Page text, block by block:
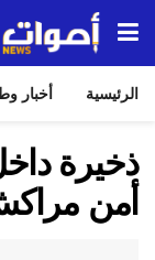
الرئيسية أخبار
ذخيرة
أمن